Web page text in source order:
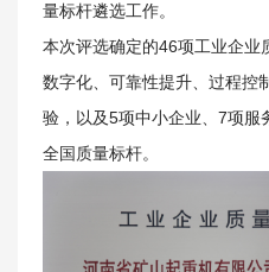
量标杆遴选工作。
本次评选确定的46项工业企业
数字化、可靠性提升、过程控
验，以及5项中小企业、7项服
全国质量标杆。